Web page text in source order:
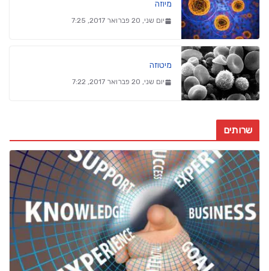
מיוזה
יום שני, 20 פברואר 2017, 7:25
מיטוזה
יום שני, 20 פברואר 2017, 7:22
שרותים